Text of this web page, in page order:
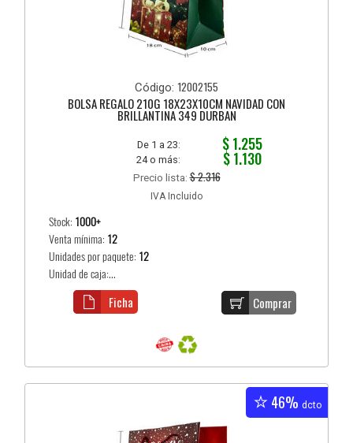
Código: 12002155
BOLSA REGALO 210G 18X23X10CM NAVIDAD CON
BRILLANTINA 349 DURBAN
De 1 a 23: $ 1.255
24 o más: $ 1.130
Precio lista:$ 2.316
IVA Incluido
Stock: 1000+
Venta mínima: 12
Unidades por paquete: 12
Unidad de caja:...
Comprar
Ficha
46% dcto